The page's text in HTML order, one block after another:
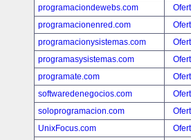
programaciondewebs.com
programacionenred.com
programacionysistemas.com
programasysistemas.com
programate.com
softwaredenegocios.com
soloprogramacion.com
UnixFocus.com